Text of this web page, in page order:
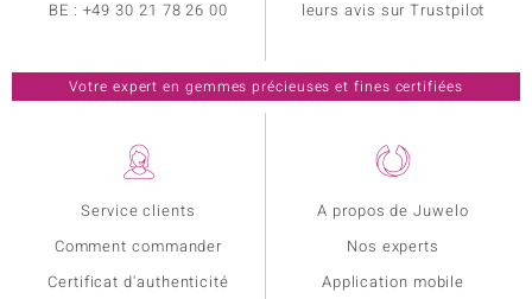
Service clients
Comment commander
Certificat d'authenticité
A propos de Juwelo
Nos experts
Application mobile
BE : +49 30 21 78 26 00
leurs avis sur Trustpilot
Votre expert en gemmes précieuses et fines certifiées